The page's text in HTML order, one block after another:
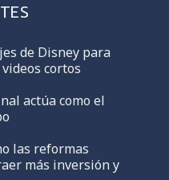
de Disney para
cortos
actúa como el
las reformas
más inversión y